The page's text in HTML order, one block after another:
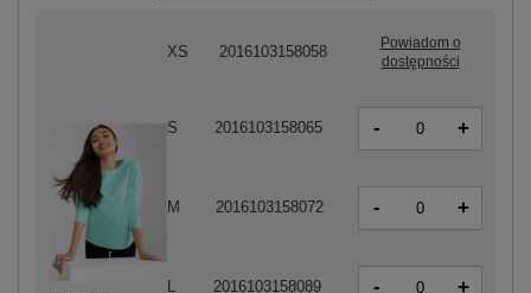
XS 2016103158058
Powiadom o
dostępności
S 2016103158065 - +
M 2016103158072 - +
L 2016103158089 - +